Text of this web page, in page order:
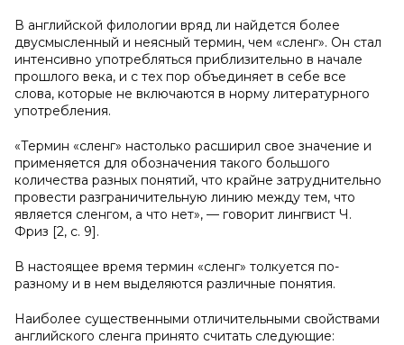
В английской филологии вряд ли найдется более
двусмысленный и неясный термин, чем «сленг». Он стал
интенсивно употребляться приблизительно в начале
прошлого века, и с тех пор объединяет в себе все
слова, которые не включаются в норму литературного
употребления.
«Термин «сленг» настолько расширил свое значение и
применяется для обозначения такого большого
количества разных понятий, что крайне затруднительно
провести разграничительную линию между тем, что
является сленгом, а что нет», — говорит лингвист Ч.
Фриз [2, с. 9].
В настоящее время термин «сленг» толкуется по-
разному и в нем выделяются различные понятия.
Наиболее существенными отличительными свойствами
английского сленга принято считать следующие: